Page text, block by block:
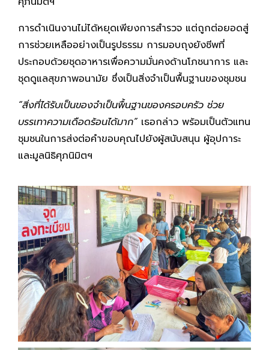
การดำเนินงานไม่ได้หยุดเพียงการสำรวจ แต่ถูกต่อยอดสู่
การช่วยเหลืออย่างเป็นรูปธรรม การมอบถุงยังชีพที่
ประกอบด้วยชุดอาหารเพื่อความมั่นคงด้านโภชนาการ และ
ชุดดูแลสุขภาพอนามัย ซึ่งเป็นสิ่งจำเป็นพื้นฐานของชุมชน
“สิ่งที่ได้รับเป็นของจำเป็นพื้นฐานของครอบครัว ช่วย
บรรเทาความเดือดร้อนได้มาก”เธอกล่าว พร้อมเป็นตัวแทน
ชุมชนในการส่งต่อคำขอบคุณไปยังผู้สนับสนุน ผู้อุปการะ
และมูลนิธิศุภนิมิตฯ